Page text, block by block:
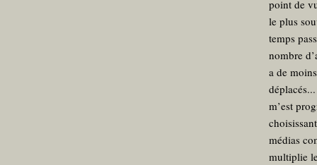
point de
le plus
temps
nombre
a de
m’est
médias
multiplie